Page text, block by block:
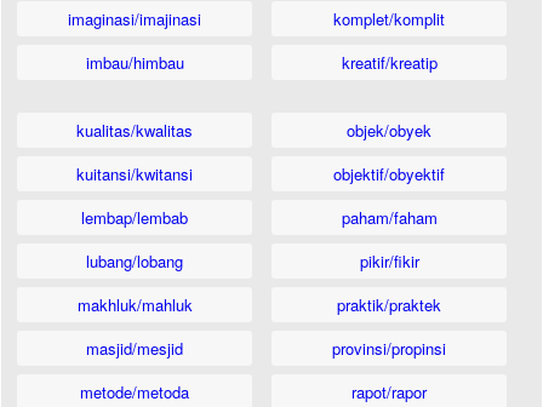
imaginasi/imajinasi
imbau/himbau
komplet/komplit
kreatif/kreatip
kualitas/kwalitas
kuitansi/kwitansi
lembap/lembab
lubang/lobang
makhluk/mahluk
masjid/mesjid
metode/metoda
objek/obyek
objektif/obyektif
paham/faham
pikir/fikir
praktik/praktek
provinsi/propinsi
rapot/rapor